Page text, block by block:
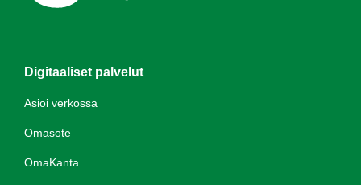
Digitaaliset palvelut
Asioi verkossa
Omasote
OmaKanta